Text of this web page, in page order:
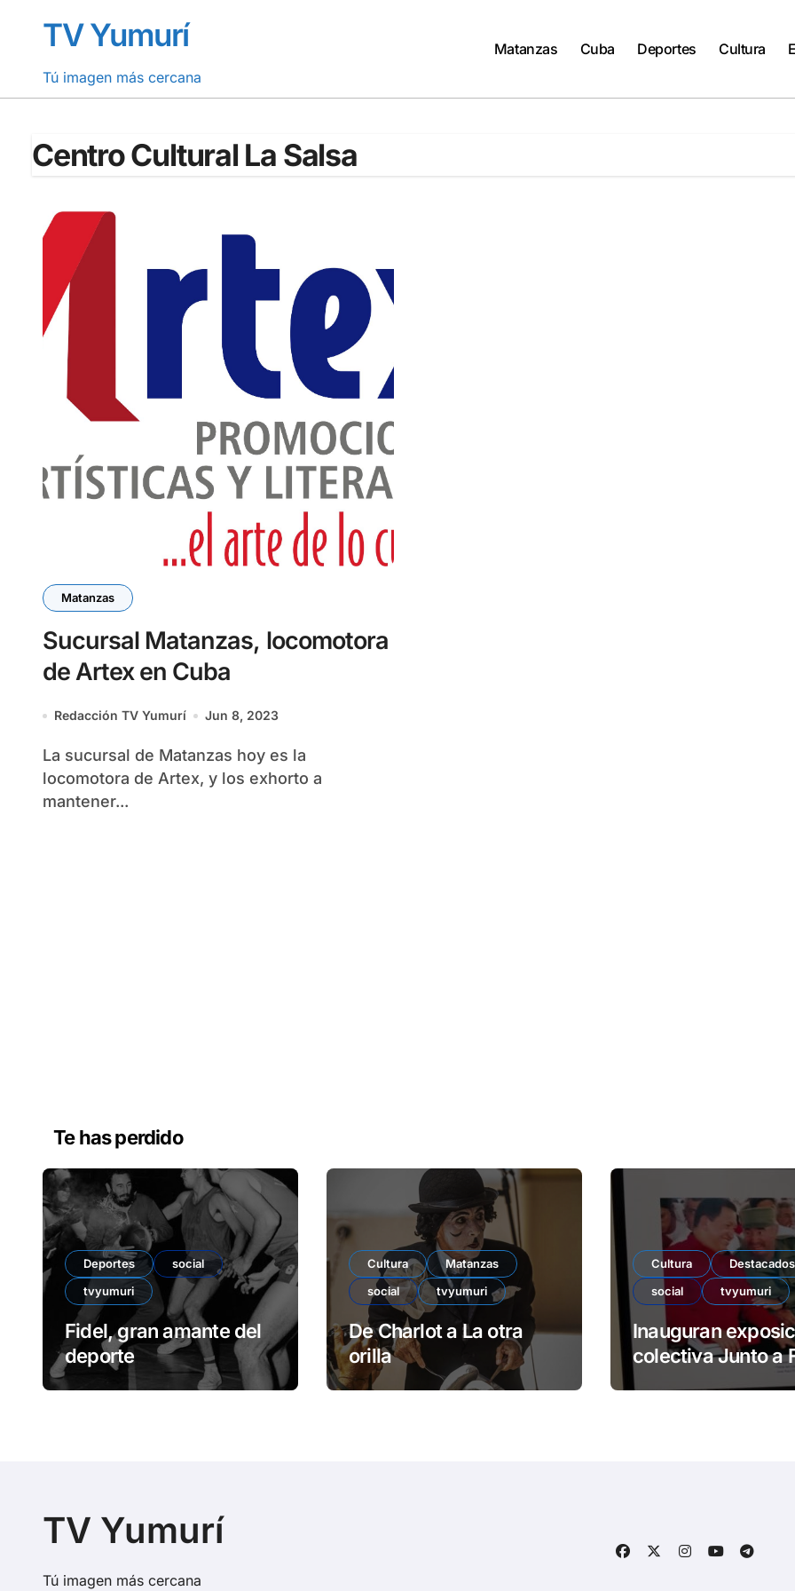
contenidoTV Yumurí
Tú imagen más cercana
Matanzas Cuba Deportes Cultura
Centro Cultural La Salsa
Matanzas
Sucursal Matanzas, locomotora
de Artex en Cuba
Redacción TV Yumurí Jun 8, 2023
La sucursal de Matanzas hoy es la
locomotora de Artex, y los exhorto a
mantener...
Te has perdido
Deportes
social
tvyumuri
Fidel, gran amante del
deporte
Cultura
Matanzas
social
tvyumuri
De Charlot a La otra
orilla
Cultura
Destacados
social
tvyumuri
Inauguran
colectiva Junto a
TV Yumurí
Tú imagen más cercana